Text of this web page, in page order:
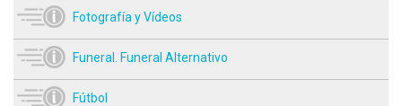
Fotografía y Vídeos
Funeral. Funeral Alternativo
Fútbol